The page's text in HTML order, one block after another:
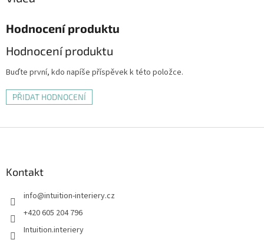
Hodnocení produktu
Hodnocení produktu
Buďte první, kdo napíše příspěvek k této položce.
PŘIDAT HODNOCENÍ
Kontakt
info@intuition-interiery.cz
+420 605 204 796
Intuition.interiery